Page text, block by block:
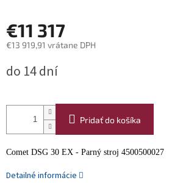
€11 317
€13 919,91 vrátane DPH
cena:
do 14 dní
Pridať do košíka
Comet DSG 30 EX - Parný stroj 4500500027
Detailné informácie